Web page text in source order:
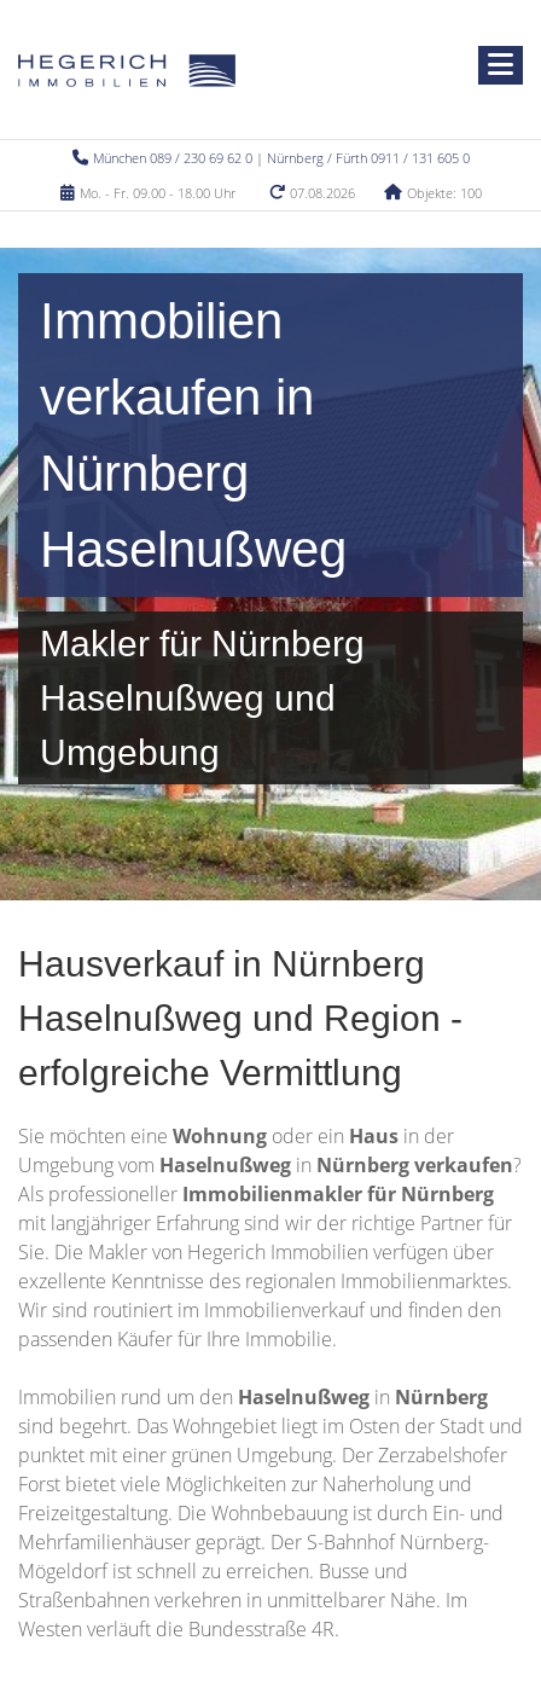
München 089 / 230 69 62 0 | Nürnberg / Fürth 0911 / 131 605 0
Mo. - Fr. 09.00 - 18.00 Uhr
07.08.2026 Objekte: 100
Immobilien
verkaufen in
Nürnberg
Haselnußweg
Makler für Nürnberg
Haselnußweg und
Umgebung
Hausverkauf in Nürnberg
Haselnußweg und Region -
erfolgreiche Vermittlung
Sie möchten eine Wohnung oder ein Haus in der
Umgebung vom Haselnußweg in Nürnbergverkaufen?
Als professioneller Immobilienmakler für Nürnberg
mit langjähriger Erfahrung sind wir der richtige Partner für
Sie. Die Makler von Hegerich Immobilien verfügen über
exzellente Kenntnisse des regionalen Immobilienmarktes.
Wir sind routiniert im Immobilienverkauf und finden den
passenden Käufer für Ihre Immobilie.
Immobilien rund um den Haselnußweg in Nürnberg
sind begehrt. Das Wohngebiet liegt im Osten der Stadt und
punktet mit einer grünen Umgebung. Der Zerzabelshofer
Forst bietet viele Möglichkeiten zur Naherholung und
Freizeitgestaltung. Die Wohnbebauung ist durch Ein- und
Mehrfamilienhäuser geprägt. Der S-Bahnhof Nürnberg-
Mögeldorf ist schnell zu erreichen. Busse und
Straßenbahnen verkehren in unmittelbarer Nähe. Im
Westen verläuft die Bundesstraße 4R.